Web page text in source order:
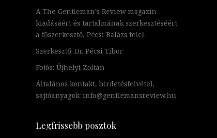
A The Gentleman’s Review magazin
kiadásáért és tartalmának szerkesztéséért
a főszerkesztő, Pécsi Balázs felel.
Szerkesztő: Dr. Pécsi Tibor
Fotós: Újhelyi Zoltán
Általános kontakt, hirdetésfelvétel,
sajtóanyagok: info@gentlemansreview.hu
Legfrissebb posztok